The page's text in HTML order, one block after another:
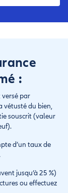
:
par
vétusté du bien,
souscrit (valeur
d’un taux de
jusqu’à 25 %)
ou effectuez